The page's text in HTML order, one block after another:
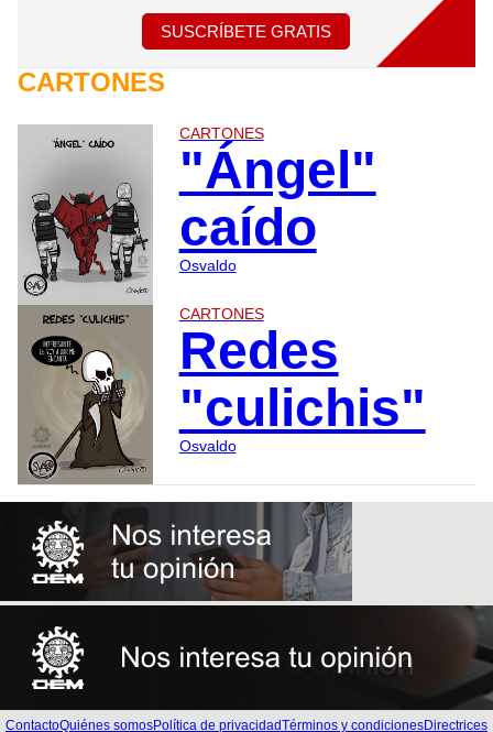
SUSCRÍBETE GRATIS
CARTONES
CARTONES
"Ángel"
caído
Osvaldo
CARTONES
Redes
"culichis"
Osvaldo
ContactoQuiénes somosPolítica de privacidadTérminos y condicionesDirectrices